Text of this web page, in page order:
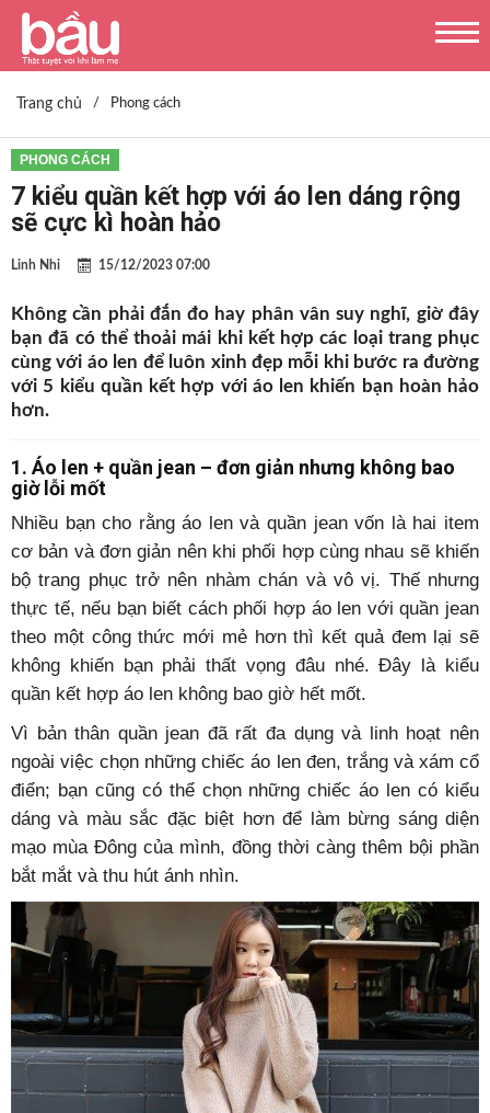
Trang chủ / Phong cách
PHONG CÁCH
7 kiểu quần kết hợp với áo len dáng rộng
sẽ cực kì hoàn hảo
Linh Nhi 15/12/2023 07:00
Không cần phải đắn đo hay phân vân suy nghĩ, giờ đây
bạn đã có thể thoải mái khi kết hợp các loại trang phục
cùng với áo len để luôn xinh đẹp mỗi khi bước ra đường
với 5 kiểu quần kết hợp với áo len khiến bạn hoàn hảo
hơn.
1. Áo len + quần jean – đơn giản nhưng không bao
giờ lỗi mốt
Nhiều bạn cho rằng áo len và quần jean vốn là hai item
cơ bản và đơn giản nên khi phối hợp cùng nhau sẽ khiến
bộ trang phục trở nên nhàm chán và vô vị. Thế nhưng
thực tế, nếu bạn biết cách phối hợp áo len với quần jean
theo một công thức mới mẻ hơn thì kết quả đem lại sẽ
không khiến bạn phải thất vọng đâu nhé. Đây là kiểu
quần kết hợp áo len không bao giờ hết mốt.
Vì bản thân quần jean đã rất đa dụng và linh hoạt nên
ngoài việc chọn những chiếc áo len đen, trắng và xám cổ
điển; bạn cũng có thể chọn những chiếc áo len có kiểu
dáng và màu sắc đặc biệt hơn để làm bừng sáng diện
mạo mùa Đông của mình, đồng thời càng thêm bội phần
bắt mắt và thu hút ánh nhìn.